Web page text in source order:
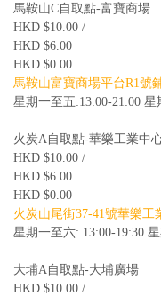
馬鞍山C自取點-富寶商場
HKD $10.00 /
HKD $6.00
HKD $0.00
馬鞍山富寶商場平台R1號
星期一至五:13:00-21:00
火炭A自取點-華樂工業中
HKD $10.00 /
HKD $6.00
HKD $0.00
火炭山尾街37-41號華樂工
星期一至六: 13:00-19:30
大埔A自取點-大埔廣場
HKD $10.00 /